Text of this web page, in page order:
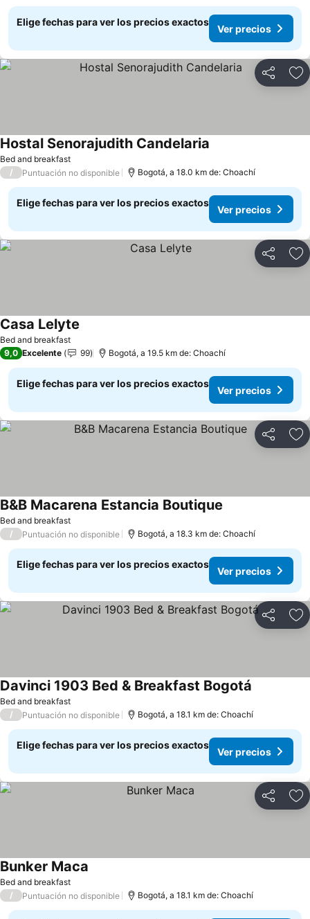
Elige fechas para ver los precios exactos
Ver precios
Compartir
Bed and breakfast
Hostal Senorajudith Candelaria
/ Puntuación no disponible Bogotá, a 18.0 km de: Choachí
Elige fechas para ver los precios exactos
Ver precios
Compartir
Bed and breakfast
Casa Lelyte
9,0 Excelente 99 Bogotá, a 19.5 km de: Choachí
Elige fechas para ver los precios exactos
Ver precios
Compartir
Bed and breakfast
B&B Macarena Estancia Boutique
/ Puntuación no disponible Bogotá, a 18.3 km de: Choachí
Elige fechas para ver los precios exactos
Ver precios
Compartir
Bed and breakfast
Davinci 1903 Bed & Breakfast Bogotá
/ Puntuación no disponible Bogotá, a 18.1 km de: Choachí
Elige fechas para ver los precios exactos
Ver precios
Compartir
Bed and breakfast
Bunker Maca
/ Puntuación no disponible Bogotá, a 18.1 km de: Choachí